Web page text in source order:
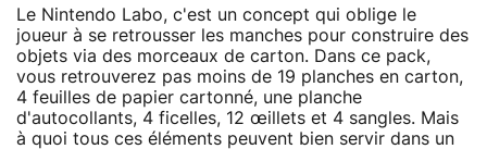
Le Nintendo Labo, c'est un concept qui oblige le
joueur à se retrousser les manches pour construire des
objets via des morceaux de carton. Dans ce pack,
vous retrouverez pas moins de 19 planches en carton,
4 feuilles de papier cartonné, une planche
d'autocollants, 4 ficelles, 12 œillets et 4 sangles. Mais
à quoi tous ces éléments peuvent bien servir dans un